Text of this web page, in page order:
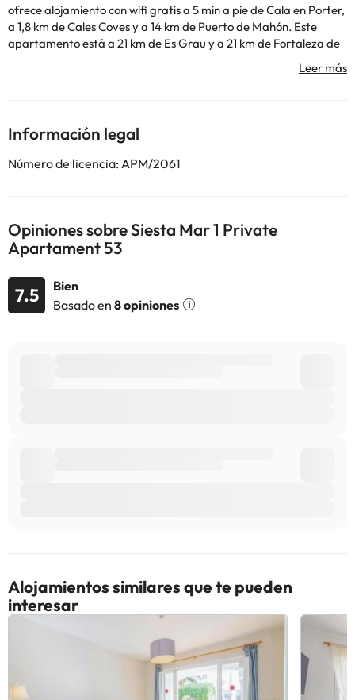
ofrece alojamiento con wifi gratis a 5 min a pie de Cala en Porter,
a 1,8 km de Cales Coves y a 14 km de Puerto de Mahón. Este
apartamento está a 21 km de Es Grau y a 21 km de Fortaleza de
Son Parc está a 24 km. El aeropuerto más cercano (Aeropuerto
o soltera ni fiestas similares.
Algunos de los servicios detallados pueden ser de pago. Puedes
Información legal
Número de licencia: APM/2061
Opiniones sobre Siesta Mar 1 Private
Apartament 53
7.5
Bien
Basado en 8 opiniones
Alojamientos similares que te pueden
interesar